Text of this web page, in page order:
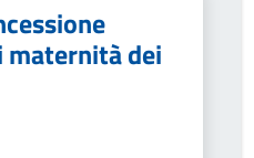
maternità dei